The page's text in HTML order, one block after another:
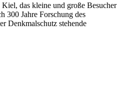
das kleine und große Besucher
300 Jahre Forschung des
Denkmalschutz stehende